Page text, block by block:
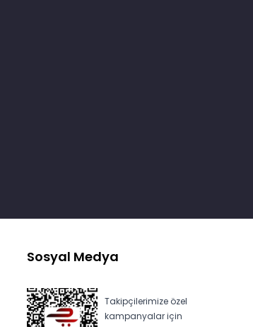
Sosyal Medya
Takipçilerimize özel
kampanyalar için